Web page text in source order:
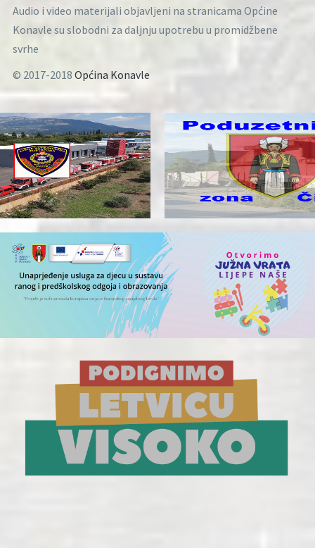
Audio i video materijali objavljeni na stranicama Općine
Konavle su slobodni za daljnju upotrebu u promidžbene
svrhe
© 2017-2018 Općina Konavle